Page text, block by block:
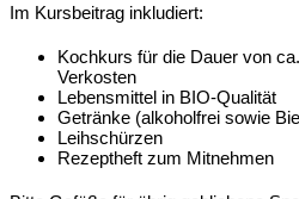
Im Kursbeitrag inkludiert:
Kochkurs für die Dauer von
Verkosten
Lebensmittel in BIO-Qualität
Getränke (alkoholfrei sowie
Leihschürzen
Rezeptheft zum Mitnehmen